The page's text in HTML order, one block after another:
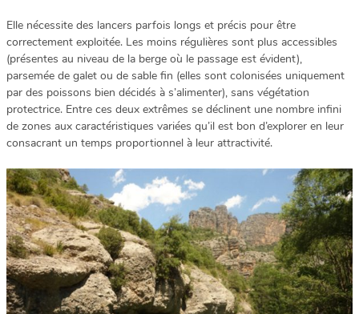
Elle nécessite des lancers parfois longs et précis pour être
correctement exploitée. Les moins régulières sont plus accessibles
(présentes au niveau de la berge où le passage est évident),
parsemée de galet ou de sable fin (elles sont colonisées uniquement
par des poissons bien décidés à s’alimenter), sans végétation
protectrice. Entre ces deux extrêmes se déclinent une nombre infini
de zones aux caractéristiques variées qu’il est bon d’explorer en leur
consacrant un temps proportionnel à leur attractivité.